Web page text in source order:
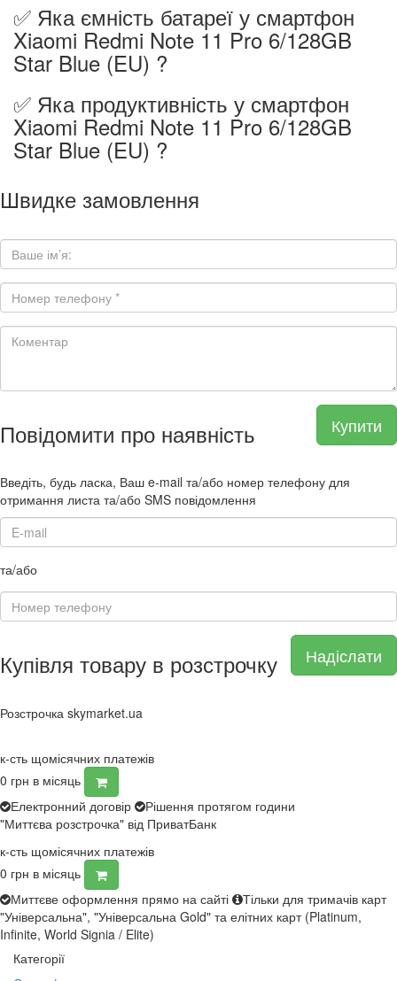
✅ Яка ємність батареї у смартфон
Xiaomi Redmi Note 11 Pro 6/128GB
Star Blue (EU) ?
✅ Яка продуктивність у смартфон
Xiaomi Redmi Note 11 Pro 6/128GB
Star Blue (EU) ?
Швидке замовлення
Купити
Повідомити про наявність
Введіть, будь ласка, Ваш e-mail та/або номер телефону для
отримання листа та/або SMS повідомлення
та/або
Надіслати
Купівля товару в розстрочку
Розстрочка skymarket.ua
к-сть щомісячних платежів
0 грн в місяць
Електронний договір
Рішення протягом години
"Миттєва розстрочка" від ПриватБанк
к-сть щомісячних платежів
0 грн в місяць
Миттєве оформлення прямо на сайті
Тільки для тримачів карт
"Універсальна", "Універсальна Gold" та елітних карт (Platinum,
Infinite, World Signia / Elite)
Категорії